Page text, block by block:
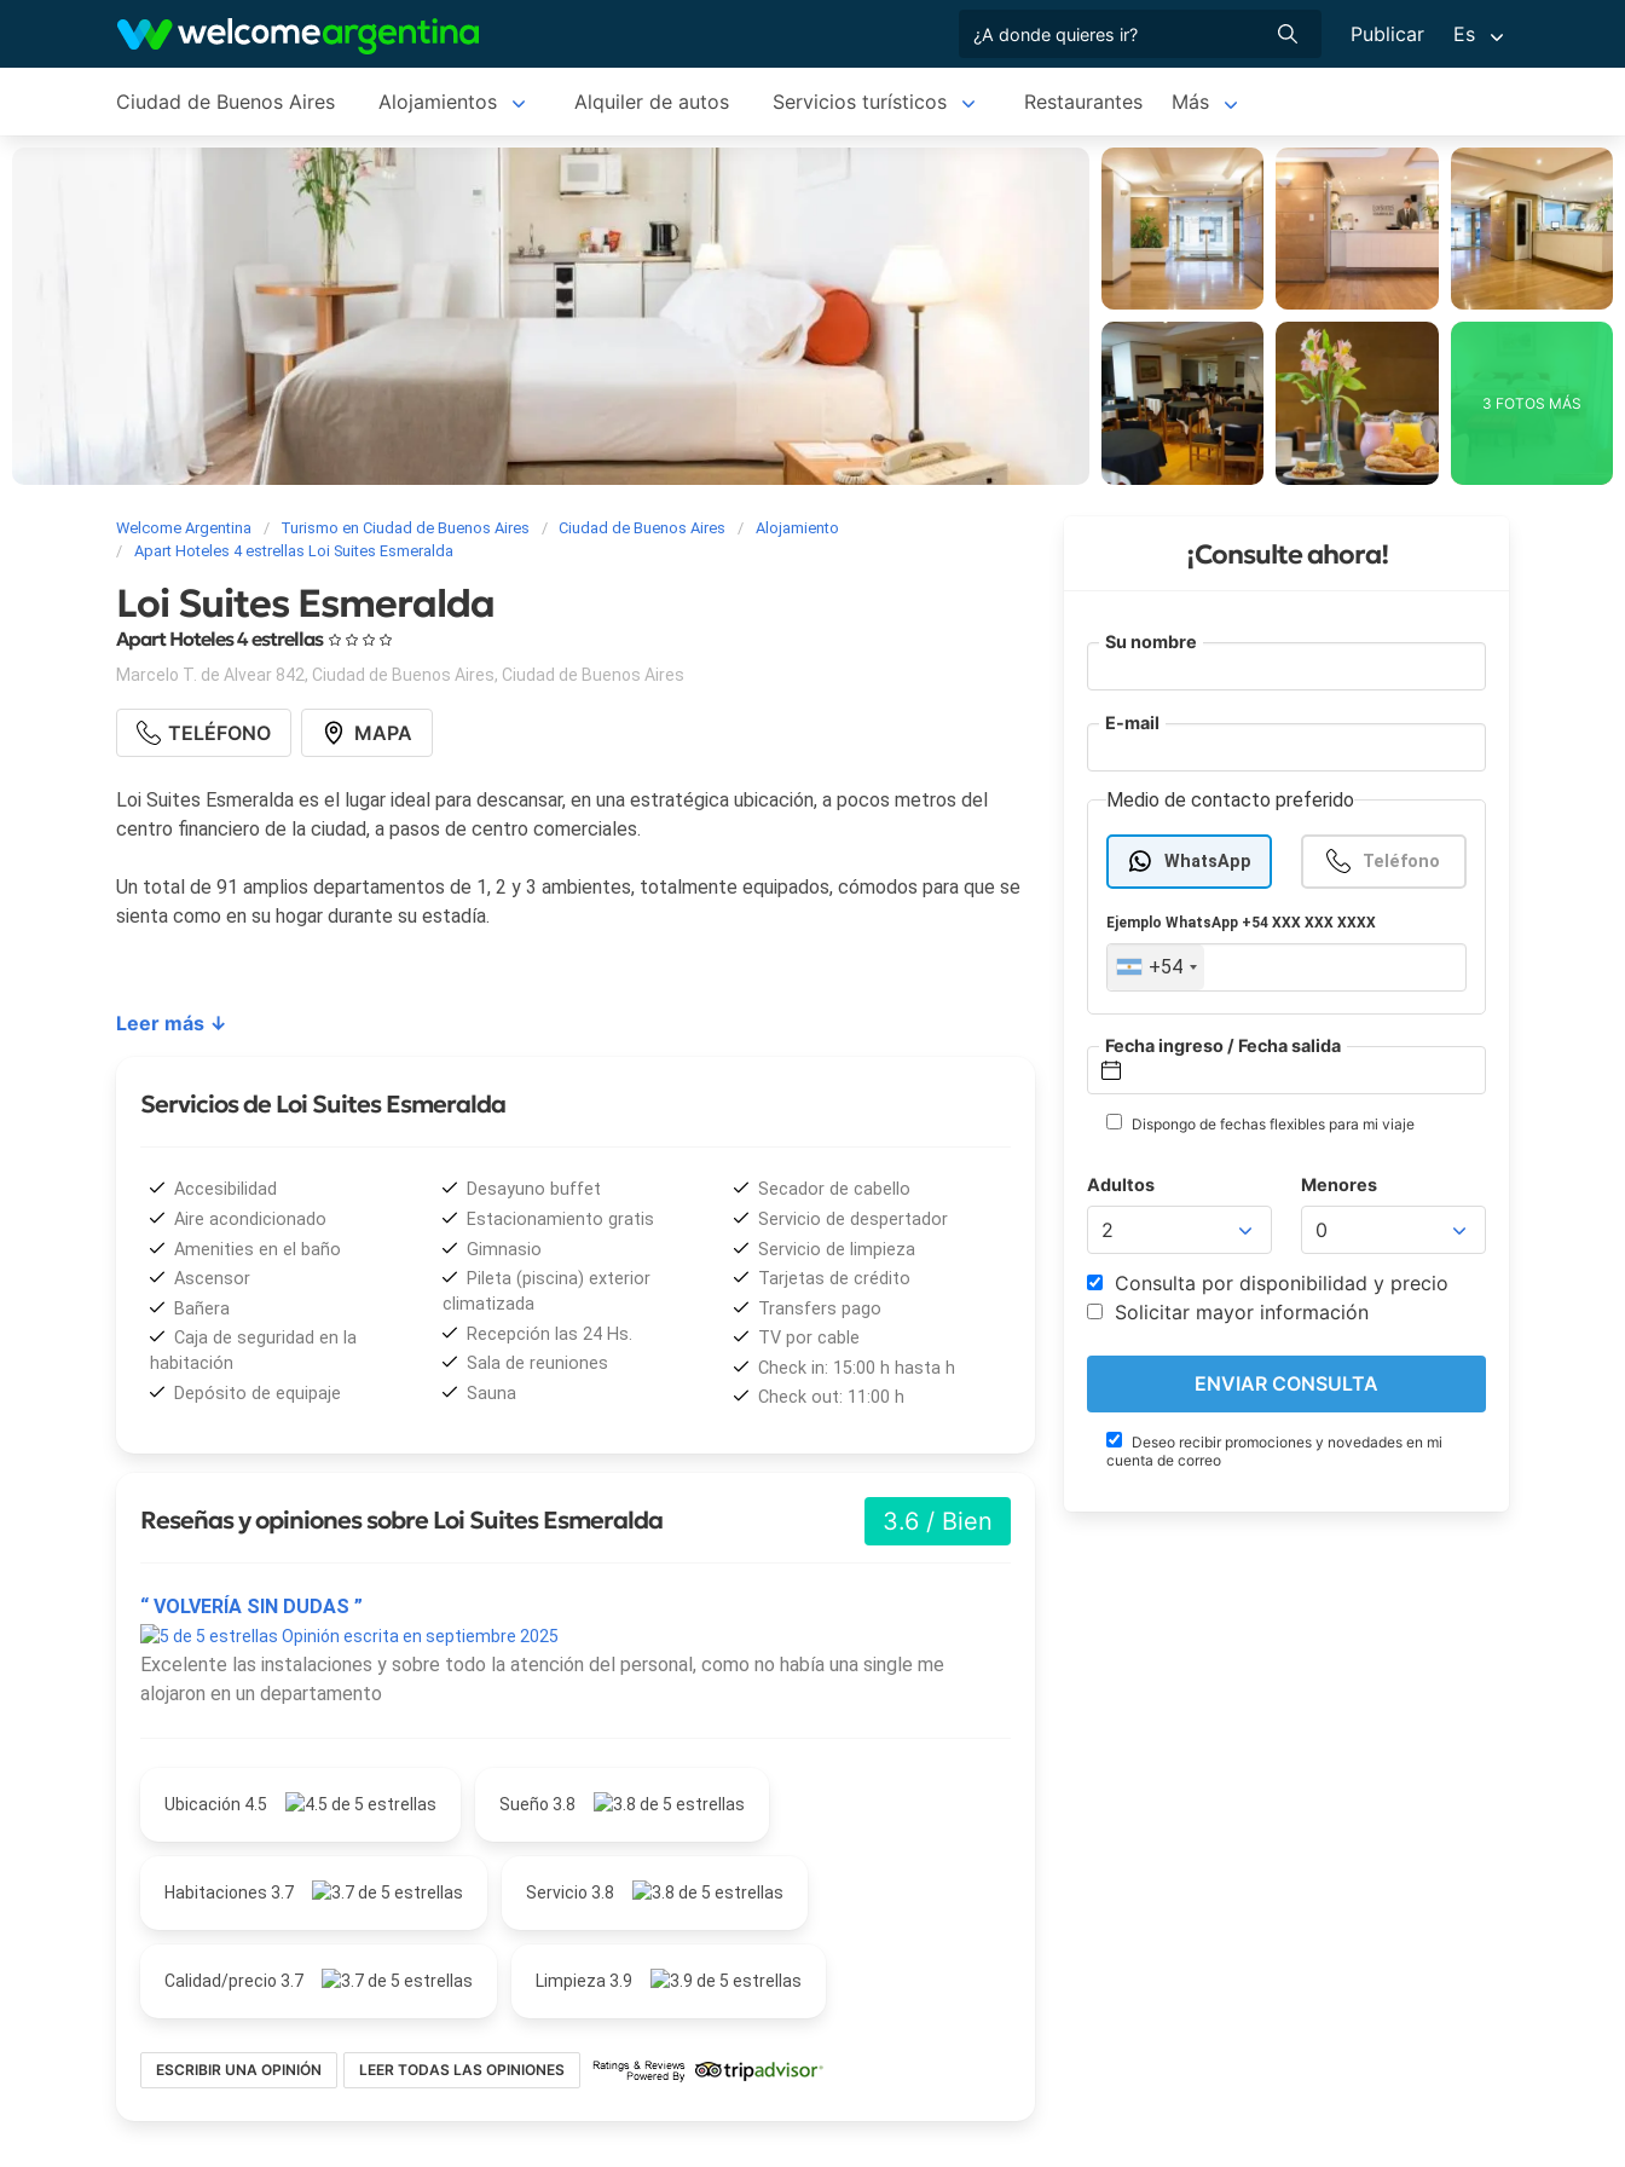
Publicar Es
Ciudad de Buenos Aires Alojamientos Alquiler de autos Servicios turísticos Restaurantes Más
3 FOTOS MÁS
Welcome Argentina Turismo en Ciudad de Buenos Aires Ciudad de Buenos Aires
Alojamiento
Apart Hoteles 4 estrellas Loi Suites Esmeralda
Loi Suites Esmeralda
Apart Hoteles 4 estrellas
Marcelo T. de Alvear 842, Ciudad de Buenos Aires, Ciudad de Buenos Aires
TELÉFONO MAPA
Loi Suites Esmeralda es el lugar ideal para descansar, en una estratégica ubicación, a pocos metros del
centro financiero de la ciudad, a pasos de centro comerciales.
Un total de 91 amplios departamentos de 1, 2 y 3 ambientes, totalmente equipados, cómodos para que se
sienta como en su hogar durante su estadía.
Leer más ↓
Servicios de Loi Suites Esmeralda
Accesibilidad
Aire acondicionado
Amenities en el baño
Ascensor
Bañera
Caja de seguridad en la
habitación
Depósito de equipaje
Desayuno buffet
Estacionamiento gratis
Gimnasio
Pileta (piscina) exterior
climatizada
Recepción las 24 Hs.
Sala de reuniones
Sauna
Secador de cabello
Servicio de despertador
Servicio de limpieza
Tarjetas de crédito
Transfers pago
TV por cable
Check in: 15:00 h hasta h
Check out: 11:00 h
3.6 / Bien
Reseñas y opiniones sobre Loi Suites Esmeralda
“ VOLVERÍA SIN DUDAS ”
Opinión escrita en septiembre 2025
Excelente las instalaciones y sobre todo la atención del personal, como no había una single me
alojaron en un departamento
Ubicación 4.5 Sueño 3.8
Habitaciones 3.7 Servicio 3.8
Calidad/precio 3.7 Limpieza 3.9
ESCRIBIR UNA OPINIÓN LEER TODAS LAS OPINIONES
¡Consulte ahora!
Su nombre
E-mail
Medio de contacto preferido
WhatsApp Teléfono
EjemploWhatsApp +54 XXX XXX XXXX
+54
Fecha ingreso / Fecha salida
Dispongo de fechas flexibles para mi viaje
Adultos Menores
Consulta por disponibilidad y precio
Solicitar mayor información
Deseo recibir promociones y novedades en mi
cuenta de correo